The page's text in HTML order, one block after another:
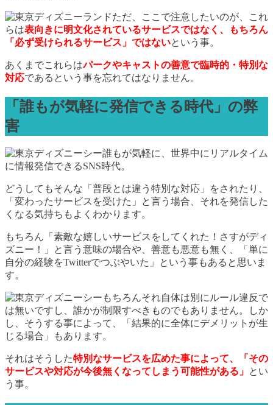
ただ、ここで注意したいのが、これ
らは表向きに明文化されているサービスではなく、もちろん
「必ず受けられるサービス」ではないという事。
あくまでこれらはパークやキャストの善意で臨時的・特別な
対応であるという事を忘れてはなりません。
「誰もが気軽に発信できる時代」の弊
害
誰もが気軽に、世界中にリアルタイム
に情報発信できるSNS時代。
どうしてもそんな「普段とは違う特別な対応」をされたり、
「変わったサービスを受けた」と言う場合、それを発信した
くなる気持ちもよくわかります。
もちろん「素敵な嬉しいサービスをしてくれた！さすがディ
ズニー！」と言う意味の場合や、善意も悪意も無く、「単に
自分の経験をTwitterでつぶやいた」という事もあると思いま
す。
もちろんそれ自体は別にルール違反で
は無いですし、誰かが制限すべきものでもありません。しか
し、そうする事によって、「結果的に全体にデメリットが生
じる場合」もあります。
それはそうした特別なサービスを広めた事によって、「その
サービスや対応が今後無くなってしまう可能性がある」 とい
う事。